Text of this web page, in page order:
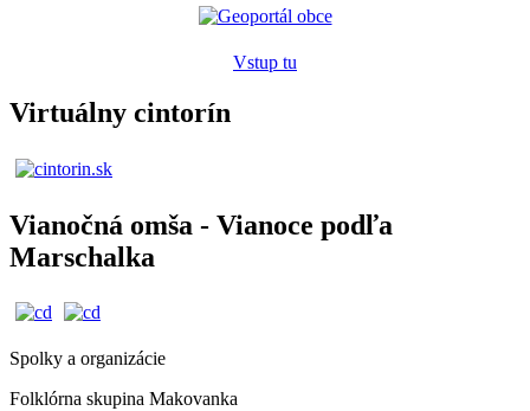
Vstup tu
Virtuálny cintorín
Vianočná omša - Vianoce podľa
Marschalka
Spolky a organizácie
Folklórna skupina Makovanka